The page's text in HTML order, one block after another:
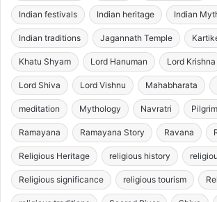
Indian festivals Indian heritage Indian
Indian traditions Jagannath Temple
Khatu Shyam Lord Hanuman Lord Krishna
Lord Shiva Lord Vishnu Mahabharata
meditation Mythology Navratri
Ramayana Ramayana Story Ravana
Religious Heritage religious history
Religious significance religious tourism